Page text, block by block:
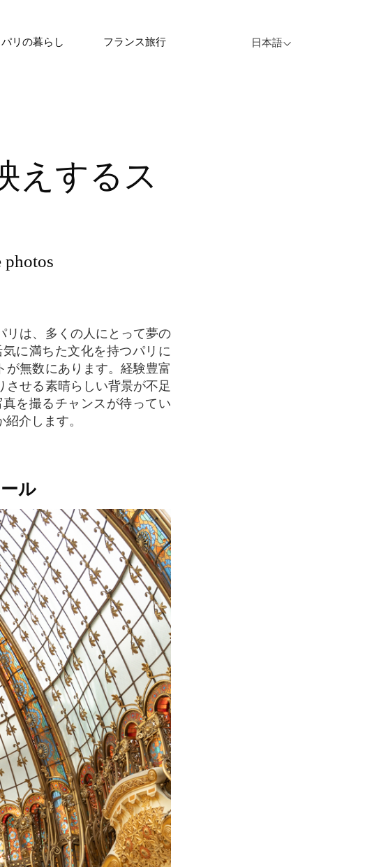
パリの暮らし フランス旅行 日本語
photos
に満ちた文化を持つパリに
が無数にあります。経験豊富
せる素晴らしい背景が不足
を撮るチャンスが待ってい
介します。
ル